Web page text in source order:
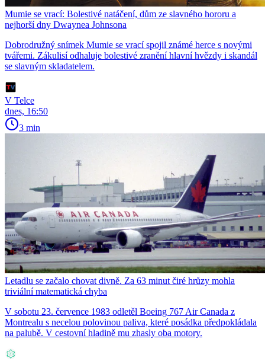
Mumie se vrací: Bolestivé natáčení, dům ze slavného hororu a
nejhorší dny Dwaynea Johnsona
Dobrodružný snímek Mumie se vrací spojil známé herce s novými
tvářemi. Zákulisí odhaluje bolestivé zranění hlavní hvězdy i skandál
se slavným skladatelem.
V Telce
dnes, 16:50
3 min
Letadlu se začalo chovat divně. Za 63 minut čiré hrůzy mohla
triviální matematická chyba
V sobotu 23. července 1983 odletěl Boeing 767 Air Canada z
Montrealu s necelou polovinou paliva, které posádka předpokládala
na palubě. V cestovní hladině mu zhasly oba motory.